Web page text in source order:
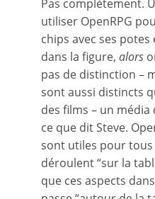
Pas complètement.
utiliser OpenRPG
chips avec ses
dans la figure, alors
pas de distinction –
sont aussi distincts
des films – un
ce que dit Steve.
sont utiles pour tous
déroulent “sur la
que ces aspects